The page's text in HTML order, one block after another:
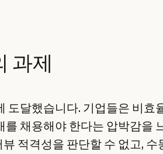
과제
도달했습니다. 기업들은 비효
채용해야 한다는 압박감을
적격성을 판단할 수 없고, 수